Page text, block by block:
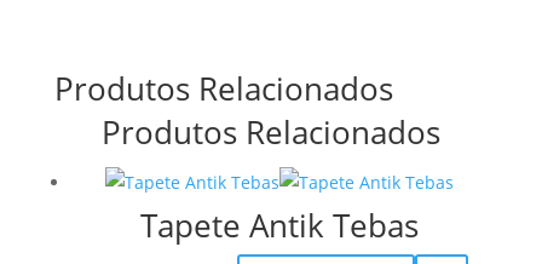
Produtos Relacionados
Produtos Relacionados
Tapete Antik Tebas